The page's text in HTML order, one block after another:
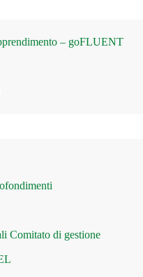
– goFLUENT
Comitato di gestione